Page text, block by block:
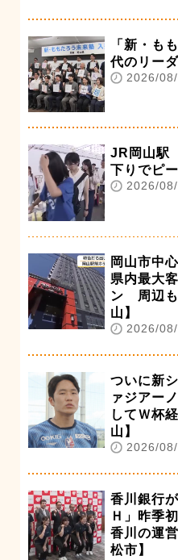
「新・も
代のリー
2026/
JR岡山駅
下りでピ
2026/
岡山市中
県内最大
ン 周辺も
山】
2026/
ついに新
ァジアー
してＷ杯
山】
2026/
香川銀行
Ｈ」昨季
香川の運
松市】